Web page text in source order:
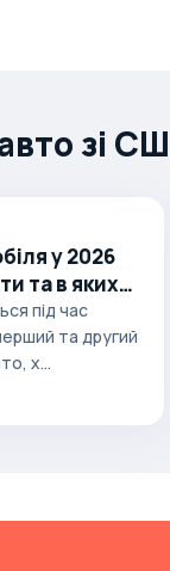
зі
у 2026
та в яких
під час
та другий
х...